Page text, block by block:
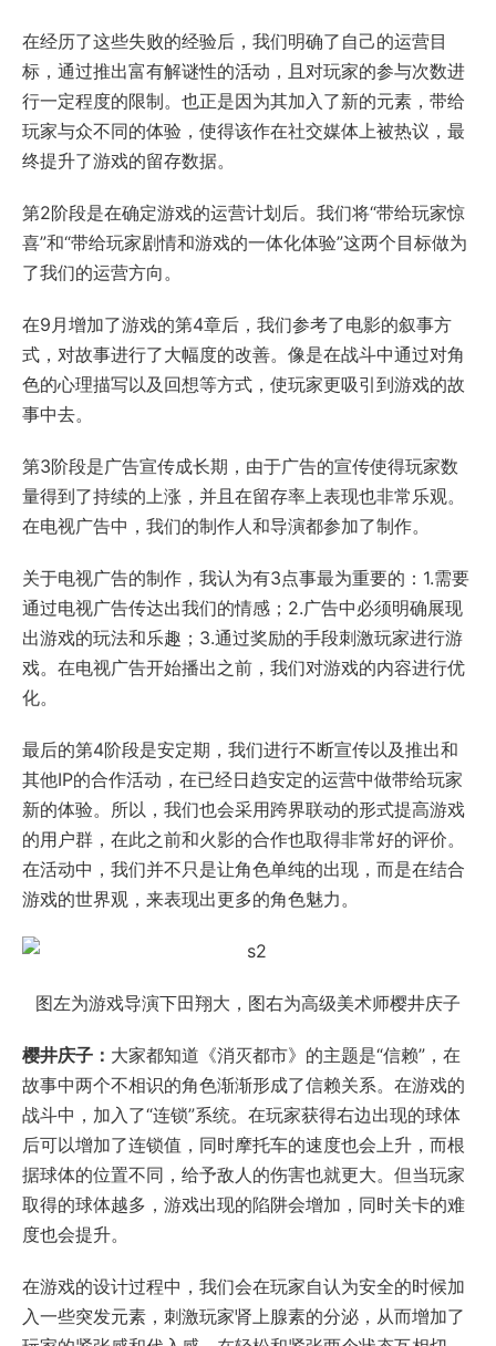
在经历了这些失败的经验后，我们明确了自己的运营目
标，通过推出富有解谜性的活动，且对玩家的参与次数进
行一定程度的限制。也正是因为其加入了新的元素，带给
玩家与众不同的体验，使得该作在社交媒体上被热议，最
终提升了游戏的留存数据。
第2阶段是在确定游戏的运营计划后。我们将“带给玩家惊
喜”和“带给玩家剧情和游戏的一体化体验”这两个目标做为
了我们的运营方向。
在9月增加了游戏的第4章后，我们参考了电影的叙事方
式，对故事进行了大幅度的改善。像是在战斗中通过对角
色的心理描写以及回想等方式，使玩家更吸引到游戏的故
事中去。
第3阶段是广告宣传成长期，由于广告的宣传使得玩家数
量得到了持续的上涨，并且在留存率上表现也非常乐观。
在电视广告中，我们的制作人和导演都参加了制作。
关于电视广告的制作，我认为有3点事最为重要的：1.需要
通过电视广告传达出我们的情感；2.广告中必须明确展现
出游戏的玩法和乐趣；3.通过奖励的手段刺激玩家进行游
戏。在电视广告开始播出之前，我们对游戏的内容进行优
化。
最后的第4阶段是安定期，我们进行不断宣传以及推出和
其他IP的合作活动，在已经日趋安定的运营中做带给玩家
新的体验。所以，我们也会采用跨界联动的形式提高游戏
的用户群，在此之前和火影的合作也取得非常好的评价。
在活动中，我们并不只是让角色单纯的出现，而是在结合
游戏的世界观，来表现出更多的角色魅力。
图左为游戏导演下田翔大，图右为高级美术师樱井庆子
樱井庆子： 大家都知道《消灭都市》的主题是“信赖”，在
故事中两个不相识的角色渐渐形成了信赖关系。在游戏的
战斗中，加入了“连锁”系统。在玩家获得右边出现的球体
后可以增加了连锁值，同时摩托车的速度也会上升，而根
据球体的位置不同，给予敌人的伤害也就更大。但当玩家
取得的球体越多，游戏出现的陷阱会增加，同时关卡的难
度也会提升。
在游戏的设计过程中，我们会在玩家自认为安全的时候加
入一些突发元素，刺激玩家肾上腺素的分泌，从而增加了